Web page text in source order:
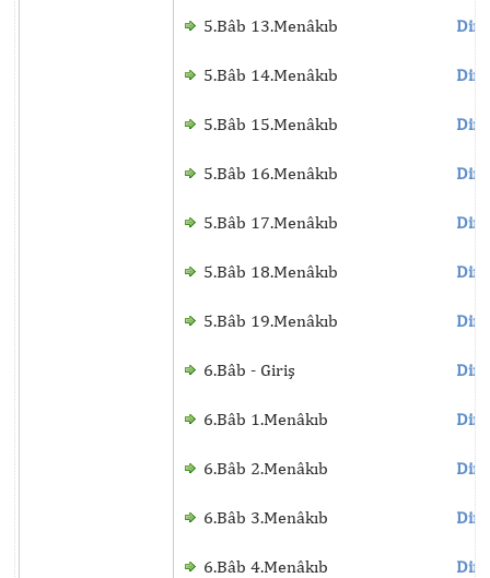
5.Bâb 13.Menâkıb
5.Bâb 14.Menâkıb
5.Bâb 15.Menâkıb
5.Bâb 16.Menâkıb
5.Bâb 17.Menâkıb
5.Bâb 18.Menâkıb
5.Bâb 19.Menâkıb
6.Bâb - Giriş
6.Bâb 1.Menâkıb
6.Bâb 2.Menâkıb
6.Bâb 3.Menâkıb
6.Bâb 4.Menâkıb